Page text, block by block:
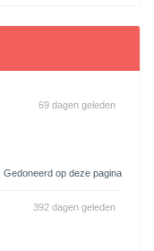
69 dagen geleden
Gedoneerd op deze pagina
392 dagen geleden